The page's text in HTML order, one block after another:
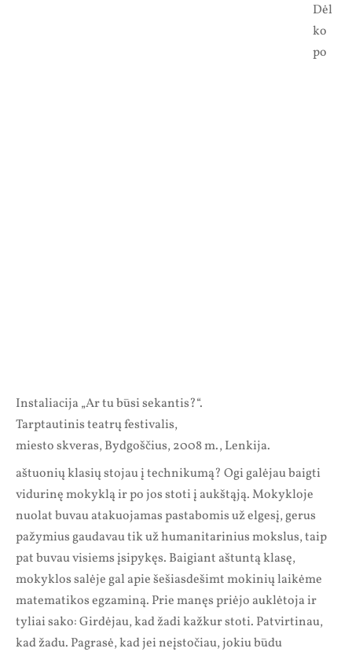
Instaliacija „Ar tu būsi sekantis?“.
Tarptautinis teatrų festivalis,
miesto skveras, Bydgoščius, 2008 m., Lenkija.
Dėl
ko
po
aštuonių klasių stojau į technikumą? Ogi galėjau baigti
vidurinę mokyklą ir po jos stoti į aukštąją. Mokykloje
nuolat buvau atakuojamas pastabomis už elgesį, gerus
pažymius gaudavau tik už humanitarinius mokslus, taip
pat buvau visiems įsipykęs. Baigiant aštuntą klasę,
mokyklos salėje gal apie šešiasdešimt mokinių laikėme
matematikos egzaminą. Prie manęs priėjo auklėtoja ir
tyliai sako: Girdėjau, kad žadi kažkur stoti. Patvirtinau,
kad žadu. Pagrasė, kad jei neįstočiau, jokiu būdu